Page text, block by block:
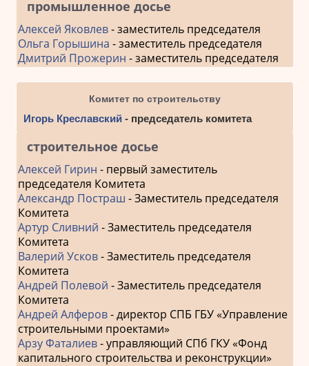
промышленное досье
Алексей Яковлев- заместитель председателя
Ольга Горышина - заместитель председателя
Дмитрий Прожерин - заместитель председателя
Комитет по строительству
Игорь Креславский - председатель комитета
строительное досье
Алексей Гирин - первый заместитель
председателя Комитета
Александр Постраш - Заместитель председателя
Комитета
Артур Сливний - Заместитель председателя
Комитета
Валерий Усков- Заместитель председателя
Комитета
Андрей Полевой - Заместитель председателя
Комитета
Андрей Алферов- директор СПБ ГБУ «Управление
строительными проектами»
Арзу Фаталиев- управляющий СПб ГКУ «Фонд
капитального строительства и реконструкции»